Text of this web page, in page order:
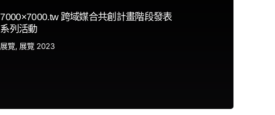
7000×7000.tw 跨域媒合共創計畫階段發表
系列活動
展覽 展覽 2023